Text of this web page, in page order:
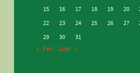
15
16 17 18 19 20
22
23 24 25 26 27
29
30 31
« Fév Juin »